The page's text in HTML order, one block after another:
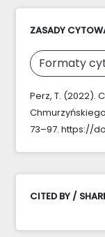
ZASADY
Formaty
Perz, T. (2022).
73–97. https://
CITED BY /